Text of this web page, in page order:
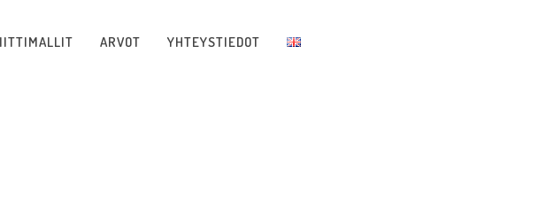
ARVOT YHTEYSTIEDOT